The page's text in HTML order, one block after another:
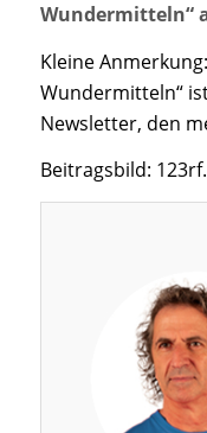
Wundermitteln“
Kleine
Wundermitteln“
Newsletter, den
Beitragsbild: